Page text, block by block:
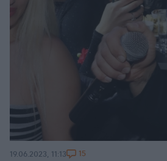
19.06.2023, 11:13 15